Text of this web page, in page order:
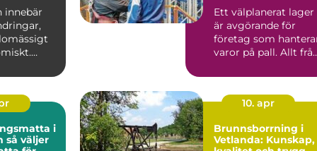
innebär
Ett välplanerat lager
är avgörande för
företag som
varor på pall. Allt
i
10. apr
Brunnsborrning i
Vetlanda: Kunskap,